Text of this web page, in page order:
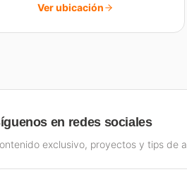
Ver ubicación
en redes sociales
exclusivo, proyectos y tips de